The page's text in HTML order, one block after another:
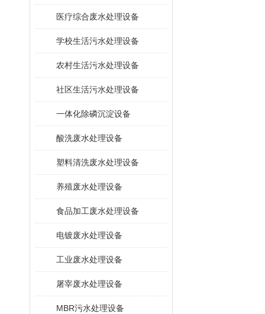
医疗综合废水处理设备
学校生活污水处理设备
农村生活污水处理设备
社区生活污水处理设备
一体化除磷沉淀设备
酸洗废水处理设备
塑料清洗废水处理设备
养殖废水处理设备
食品加工废水处理设备
电镀废水处理设备
工业废水处理设备
屠宰废水处理设备
MBR污水处理设备